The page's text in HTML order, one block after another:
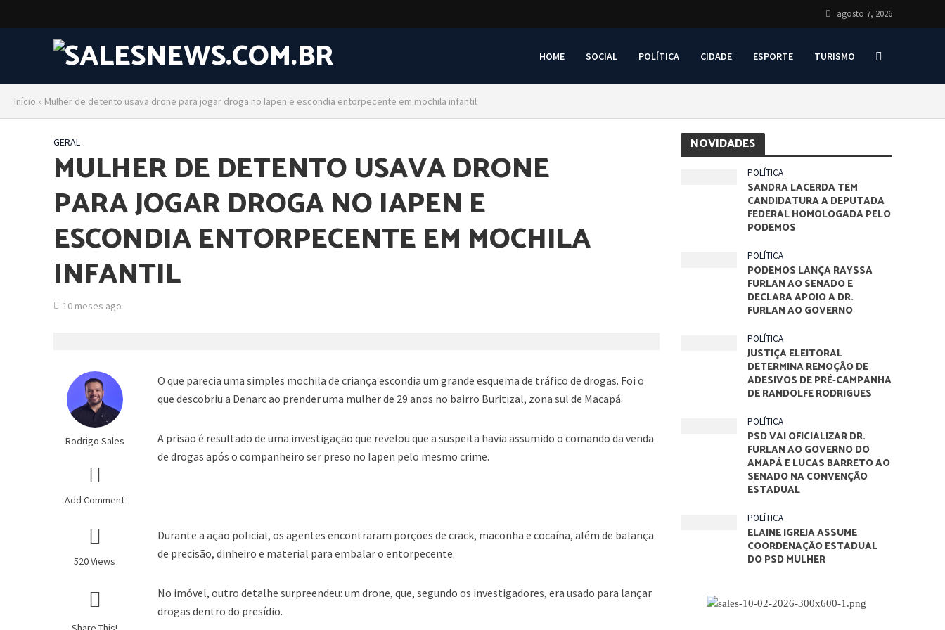
agosto 7, 2026
HOME SOCIAL POLÍTICA CIDADE ESPORTE TURISMO
Início » Mulher de detento usava drone para jogar droga no Iapen e escondia entorpecente em mochila infantil
GERAL
MULHER DE DETENTO USAVA DRONE
PARA JOGAR DROGA NO IAPEN E
ESCONDIA ENTORPECENTE EM MOCHILA
INFANTIL
10 meses ago
Rodrigo Sales
Add Comment
520 Views
O que parecia uma simples mochila de criança escondia um grande esquema de tráfico de drogas. Foi o
que descobriu a Denarc ao prender uma mulher de 29 anos no bairro Buritizal, zona sul de Macapá.
A prisão é resultado de uma investigação que revelou que a suspeita havia assumido o comando da venda
de drogas após o companheiro ser preso no Iapen pelo mesmo crime.
Durante a ação policial, os agentes encontraram porções de crack, maconha e cocaína, além de balança
de precisão, dinheiro e material para embalar o entorpecente.
No imóvel, outro detalhe surpreendeu: um drone, que, segundo os investigadores, era usado para lançar
drogas dentro do presídio.
NOVIDADES
POLÍTICA
SANDRA LACERDA TEM
CANDIDATURA A DEPUTADA
FEDERAL HOMOLOGADA PELO
PODEMOS
POLÍTICA
PODEMOS LANÇA RAYSSA
FURLAN AO SENADO E
DECLARA APOIO A DR.
FURLAN AO GOVERNO
POLÍTICA
JUSTIÇA ELEITORAL
DETERMINA REMOÇÃO DE
ADESIVOS DE PRÉ-CAMPANHA
DE RANDOLFE RODRIGUES
POLÍTICA
PSD VAI OFICIALIZAR DR.
FURLAN AO GOVERNO DO
AMAPÁ E LUCAS BARRETO AO
SENADO NA CONVENÇÃO
ESTADUAL
POLÍTICA
ELAINE IGREJA ASSUME
COORDENAÇÃO ESTADUAL
DO PSD MULHER